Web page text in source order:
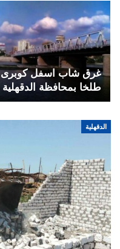
غرق شاب اسفل كوبرى
طلخا بمحافظة الدقهلية
الدقهلية